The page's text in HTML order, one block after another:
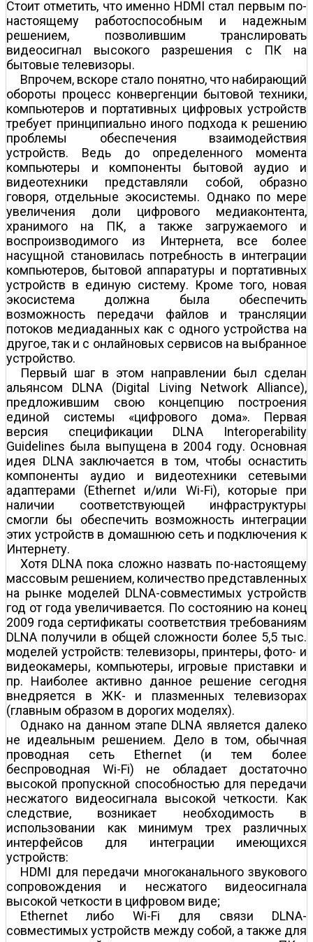
Стоит отметить, что именно HDMI стал первым по-
настоящему работоспособным и надежным
решением, позволившим транслировать
видеосигнал высокого разрешения с ПК на
бытовые телевизоры.
Впрочем, вскоре стало понятно, что набирающий
обороты процесс конвергенции бытовой техники,
компьютеров и портативных цифровых устройств
требует принципиально иного подхода к решению
проблемы обеспечения взаимодействия
устройств. Ведь до определенного момента
компьютеры и компоненты бытовой аудио­ и
видеотехники представляли собой, образно
говоря, отдельные экосистемы. Однако по мере
увеличения доли цифрового медиаконтента,
хранимого на ПК, а также загружаемого и
воспроизводимого из Интернета, все более
насущной становилась потребность в интеграции
компьютеров, бытовой аппаратуры и портативных
устройств в единую систему. Кроме того, новая
экосистема должна была обеспечить
возможность передачи файлов и трансляции
потоков медиаданных как с одного устройства на
другое, так и с онлайновых сервисов на выбранное
устройство.
Первый шаг в этом направлении был сделан
альянсом DLNA (Digital Living Network Alliance),
предложившим свою концепцию построения
единой системы «цифрового дома». Первая
версия спецификации DLNA Interoperability
Guidelines была выпущена в 2004 году. Основная
идея DLNA заключается в том, чтобы оснастить
компоненты аудио­ и видеотехники сетевыми
адаптерами (Ethernet и/или Wi-Fi), которые при
наличии соответствующей инфраструктуры
смогли бы обеспечить возможность интеграции
этих устройств в домашнюю сеть и подключения к
Интернету.
Хотя DLNA пока сложно назвать по-настоящему
массовым решением, количество представленных
на рынке моделей DLNA-совместимых устройств
год от года увеличивается. По состоянию на конец
2009 года сертификаты соответствия требованиям
DLNA получили в общей сложности более 5,5 тыс.
моделей устройств: телевизоры, принтеры, фото- и
видеокамеры, компьютеры, игровые приставки и
пр. Наиболее активно данное решение сегодня
внедряется в ЖК- и плазменных телевизорах
(главным образом в дорогих моделях).
Однако на данном этапе DLNA является далеко
не идеальным решением. Дело в том, обычная
проводная сеть Ethernet (и тем более
беспроводная Wi-Fi) не обладает достаточно
высокой пропускной способностью для передачи
несжатого видеосигнала высокой четкости. Как
следствие, возникает необходимость в
использовании как минимум трех различных
интерфейсов для интеграции имеющихся
устройств:
HDMI для передачи многоканального звукового
сопровождения и несжатого видеосигнала
высокой четкости в цифровом виде;
Ethernet либо Wi-Fi для связи DLNA-
совместимых устройств между собой, а также для